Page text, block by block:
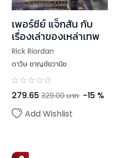
เพอร์ซีย์ แจ็กสัน กับ
เรื่องเล่าของเหล่าเทพ
Rick Riordan
ดาวิษ ชาญชัยวานิช
279.65 329.00 บาท -15 %
Add Wishlist